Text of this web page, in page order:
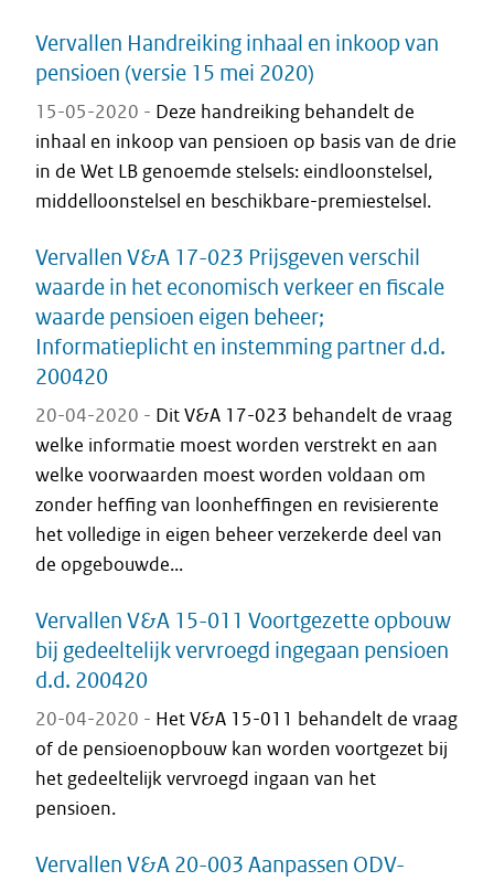
Vervallen Handreiking inhaal en inkoop van
pensioen (versie 15 mei 2020)
15-05-2020 - Deze handreiking behandelt de
inhaal en inkoop van pensioen op basis van de drie
in de Wet LB genoemde stelsels: eindloonstelsel,
middelloonstelsel en beschikbare-premiestelsel.
Vervallen V&A 17-023 Prijsgeven verschil
waarde in het economisch verkeer en fiscale
waarde pensioen eigen beheer;
Informatieplicht en instemming partner d.d.
200420
20-04-2020 - Dit V&A 17-023 behandelt de vraag
welke informatie moest worden verstrekt en aan
welke voorwaarden moest worden voldaan om
zonder heffing van loonheffingen en revisierente
het volledige in eigen beheer verzekerde deel van
de opgebouwde...
Vervallen V&A 15-011 Voortgezette opbouw
bij gedeeltelijk vervroegd ingegaan pensioen
d.d. 200420
20-04-2020 - Het V&A 15-011 behandelt de vraag
of de pensioenopbouw kan worden voortgezet bij
het gedeeltelijk vervroegd ingaan van het
pensioen.
Vervallen V&A 20-003 Aanpassen ODV-